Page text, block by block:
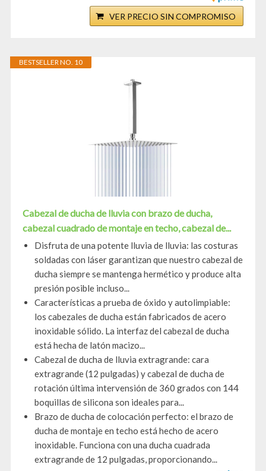
VER PRECIO SIN COMPROMISO
BESTSELLER NO. 10
Cabezal de ducha de lluvia con brazo de ducha,
cabezal cuadrado de montaje en techo, cabezal de...
Disfruta de una potente lluvia de lluvia: las costuras
soldadas con láser garantizan que nuestro cabezal de
ducha siempre se mantenga hermético y produce alta
presión posible incluso...
Características a prueba de óxido y autolimpiable:
los cabezales de ducha están fabricados de acero
inoxidable sólido. La interfaz del cabezal de ducha
está hecha de latón macizo...
Cabezal de ducha de lluvia extragrande: cara
extragrande (12 pulgadas) y cabezal de ducha de
rotación última intervensión de 360 grados con 144
boquillas de silicona son ideales para...
Brazo de ducha de colocación perfecto: el brazo de
ducha de montaje en techo está hecho de acero
inoxidable. Funciona con una ducha cuadrada
extragrande de 12 pulgadas, proporcionando...